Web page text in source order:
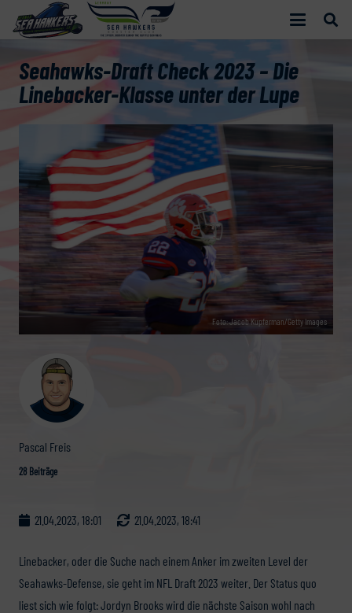
Pascal Freis
28 Beiträge
Seahawks-Draft Check 2023 – Die
Linebacker-Klasse unter der Lupe
Foto: Jacob Kupferman/Getty Images
21.04.2023, 18:01 21.04.2023, 18:41
Linebacker, oder die Suche nach einem Anker im zweiten Level der
Seahawks-Defense, sie geht im NFL Draft 2023 weiter. Der Status quo
liest sich wie folgt: Jordyn Brooks wird die nächste Saison wohl nach